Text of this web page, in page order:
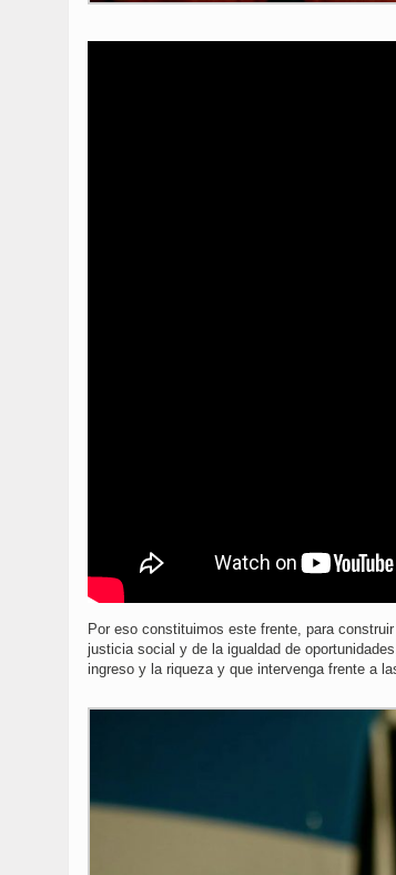
Por eso constituimos este frente, para
justicia social y de la igualdad de
ingreso y la riqueza y que intervenga frente a